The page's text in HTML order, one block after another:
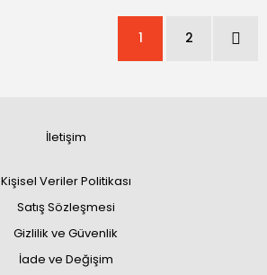
1 2
İletişim
Kişisel Veriler Politikası
Satış Sözleşmesi
Gizlilik ve Güvenlik
İade ve Değişim